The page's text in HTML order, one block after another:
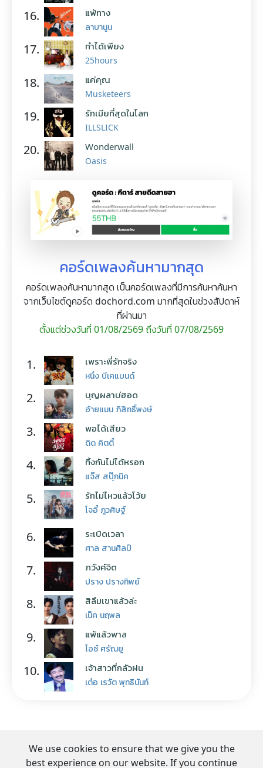
16. แพ้ทาง
ลาบานูน
17. ทำได้เพียง
25hours
18. แค่คุณ
Musketeers
19. รักเมียที่สุดในโลก
ILLSLICK
20. Wonderwall
Oasis
คอร์ดเพลงค้นหามากสุด
คอร์ดเพลงค้นหามากสุด เป็นคอร์ดเพลงที่มีการค้นหาค้นหา
จากเว็บไซต์ดูคอร์ด dochord.com มากที่สุดในช่วงสัปดาห์
ที่ผ่านมา
ตั้งแต่ช่วงวันที่ 01/08/2569 ถึงวันที่ 07/08/2569
1. เพราะพี่รักจริง
หนึ่ง บีเคแบนด์
2. บุญผลาบ่ฮอด
อ้ายแมน ภิสิทธิ์พงษ์
3. พอได้เสียว
ดิด คิตตี้
4. ทิ้งกันไม่ได้หรอก
แจ๊ส สปุ๊กนิค
5. รักไม่ไหวแล้วโว้ย
โจอี้ ภูวศิษฐ์
6. ระเบิดเวลา
ศาล สานศิลป์
7. ภวังค์จิต
ปราง ปรางทิพย์
8. สิลืมเขาแล้วล่ะ
เน็ค นฤพล
9. แพ้แล้วพาล
ไอซ์ ศรัณยู
10. เจ้าสาวที่กลัวฝน
เต๋อ เรวัต พุทธินันท์
We use cookies to ensure that we give you the
best experience on our website. If you continue